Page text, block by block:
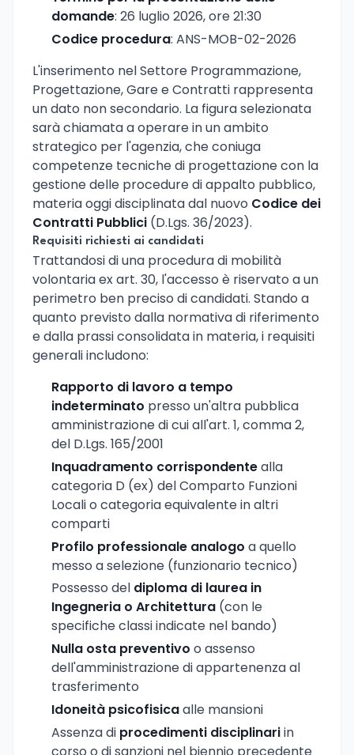
domande: 26 luglio 2026, ore 21:30
Codice procedura: ANS-MOB-02-2026
L'inserimento nel Settore Programmazione,
Progettazione, Gare e Contratti rappresenta
un dato non secondario. La figura selezionata
sarà chiamata a operare in un ambito
strategico per l'agenzia, che coniuga
competenze tecniche di progettazione con la
gestione delle procedure di appalto pubblico,
materia oggi disciplinata dal nuovo Codice dei
Contratti Pubblici (D.Lgs. 36/2023).
Requisiti richiesti ai candidati
Trattandosi di una procedura di mobilità
volontaria ex art. 30, l'accesso è riservato a un
perimetro ben preciso di candidati. Stando a
quanto previsto dalla normativa di riferimento
e dalla prassi consolidata in materia, i requisiti
generali includono:
Rapporto di lavoro a tempo
indeterminato presso un'altra pubblica
amministrazione di cui all'art. 1, comma 2,
del D.Lgs. 165/2001
Inquadramento corrispondentealla
categoria D (ex) del Comparto Funzioni
Locali o categoria equivalente in altri
comparti
Profilo professionale analogo a quello
messo a selezione (funzionario tecnico)
Possesso del diploma di laurea in
Ingegneria o Architettura (con le
specifiche classi indicate nel bando)
Nulla osta preventivo o assenso
dell'amministrazione di appartenenza al
trasferimento
Idoneità psicofisicaalle mansioni
Assenza di procedimenti disciplinariin
corso o di sanzioni nel biennio precedente